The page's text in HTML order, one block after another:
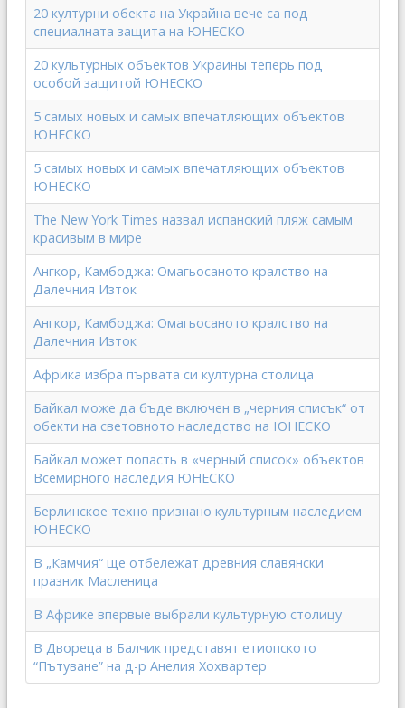
20 културни обекта на Украйна вече са под
специалната защита на ЮНЕСКО
20 культурных объектов Украины теперь под
особой защитой ЮНЕСКО
5 самых новых и самых впечатляющих объектов
ЮНЕСКО
5 самых новых и самых впечатляющих объектов
ЮНЕСКО
The New York Times назвал испанский пляж самым
красивым в мире
Ангкор, Камбоджа: Омагьосаното кралство на
Далечния Изток
Ангкор, Камбоджа: Омагьосаното кралство на
Далечния Изток
Африка избра първата си културна столица
Байкал може да бъде включен в „черния списък“ от
обекти на световното наследство на ЮНЕСКО
Байкал может попасть в «черный список» объектов
Всемирного наследия ЮНЕСКО
Берлинское техно признано культурным наследием
ЮНЕСКО
В „Камчия“ ще отбележат древния славянски
празник Масленица
В Африке впервые выбрали культурную столицу
В Двореца в Балчик представят етиопското
“Пътуване” на д-р Анелия Хохвартер